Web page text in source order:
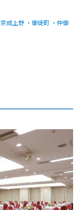
京成上野 御徒町
仲御